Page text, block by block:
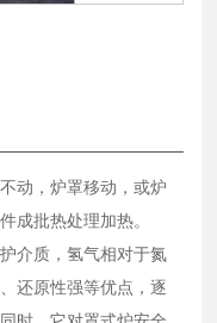
动，炉罩移动，或炉
成批热处理加热。
介质，氢气相对于氮
还原性强等优点，逐